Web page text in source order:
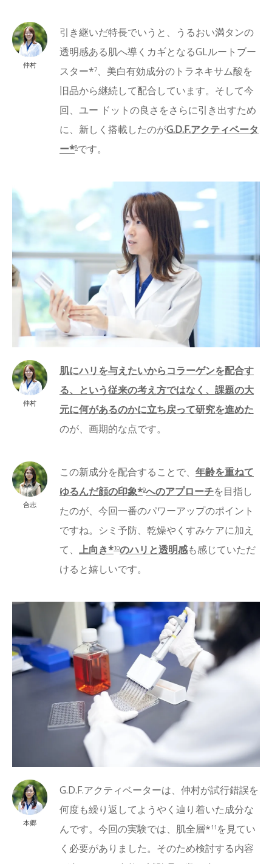
仲村
引き継いだ特長でいうと、うるおい満タンの
透明感ある肌へ導くカギとなるGLルートブー
スター*7、美白有効成分のトラネキサム酸を
旧品から継続して配合しています。そして今
回、ユー ドットの良さをさらに引き出すため
に、新しく搭載したのがG.D.F.アクティベータ
ー*8です。
仲村
肌にハリを与えたいからコラーゲンを配合す
る、という従来の考え方ではなく、課題の大
元に何があるのかに立ち戻って研究を進めた
のが、画期的な点です。
合志
この新成分を配合することで、年齢を重ねて
ゆるんだ顔の印象*9へのアプローチを目指し
たのが、今回一番のパワーアップのポイント
ですね。シミ予防、乾燥やくすみケアに加え
て、上向き*10のハリと透明感も感じていただ
けると嬉しいです。
本郷
G.D.F.アクティベーターは、仲村が試行錯誤を
何度も繰り返してようやく辿り着いた成分な
んです。今回の実験では、肌全層*11 を見てい
く必要がありました。そのため検討する内容